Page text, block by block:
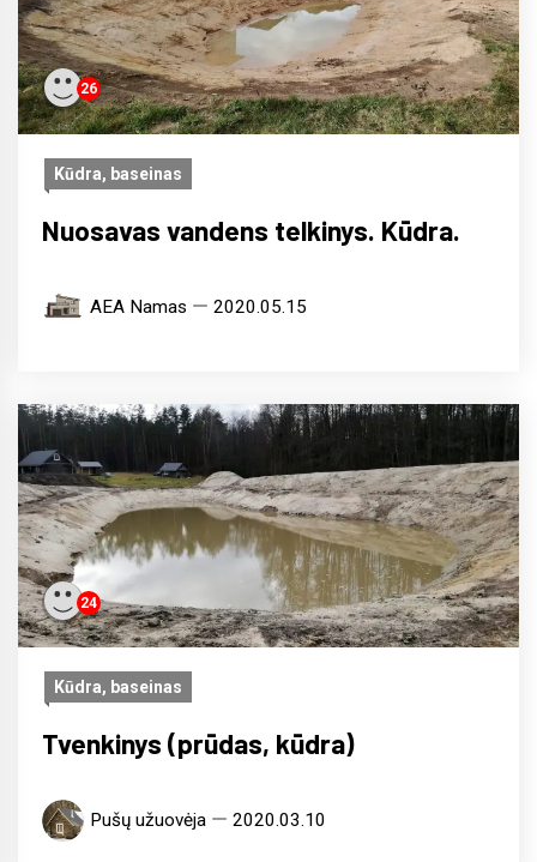
26
Kūdra, baseinas
Nuosavas vandens telkinys. Kūdra.
AEA Namas 2020.05.15
24
Kūdra, baseinas
Tvenkinys (prūdas, kūdra)
Pušų užuovėja 2020.03.10